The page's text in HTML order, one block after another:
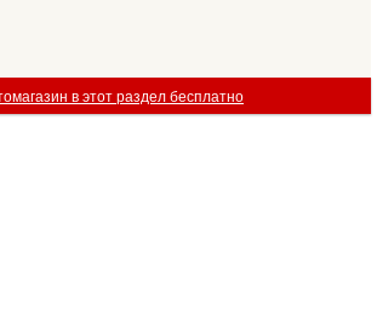
в этот раздел бесплатно